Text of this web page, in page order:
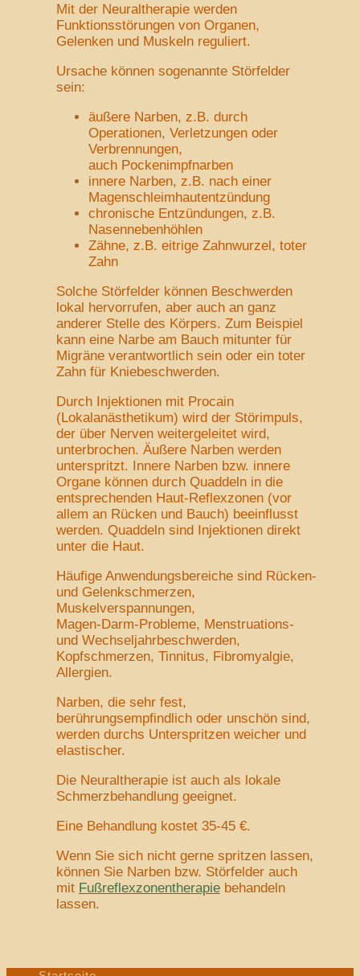
Mit der Neuraltherapie werden
Funktionsstörungen von Organen,
Gelenken und Muskeln reguliert.
Ursache können sogenannte Störfelder
sein:
äußere Narben, z.B. durch
Operationen, Verletzungen oder
Verbrennungen,
auch Pockenimpfnarben
innere Narben, z.B. nach einer
Magenschleimhautentzündung
chronische Entzündungen, z.B.
Nasennebenhöhlen
Zähne, z.B. eitrige Zahnwurzel, toter
Zahn
Solche Störfelder können Beschwerden
lokal hervorrufen, aber auch an ganz
anderer Stelle des Körpers. Zum Beispiel
kann eine Narbe am Bauch mitunter für
Migräne verantwortlich sein oder ein toter
Zahn für Kniebeschwerden.
Durch Injektionen mit Procain
(Lokalanästhetikum) wird der Störimpuls,
der über Nerven weitergeleitet wird,
unterbrochen. Äußere Narben werden
unterspritzt. Innere Narben bzw. innere
Organe können durch Quaddeln in die
entsprechenden Haut-Reflexzonen (vor
allem an Rücken und Bauch) beeinflusst
werden. Quaddeln sind Injektionen direkt
unter die Haut.
Häufige Anwendungsbereiche sind Rücken-
und Gelenkschmerzen,
Muskelverspannungen,
Magen-Darm-Probleme, Menstruations-
und Wechseljahrbeschwerden,
Kopfschmerzen, Tinnitus, Fibromyalgie,
Allergien.
Narben, die sehr fest,
berührungsempfindlich oder unschön sind,
werden durchs Unterspritzen weicher und
elastischer.
Die Neuraltherapie ist auch als lokale
Schmerzbehandlung geeignet.
Eine Behandlung kostet 35-45 €.
Wenn Sie sich nicht gerne spritzen lassen,
können Sie Narben bzw. Störfelder auch
mit Fußreflexzonentherapiebehandeln
lassen.